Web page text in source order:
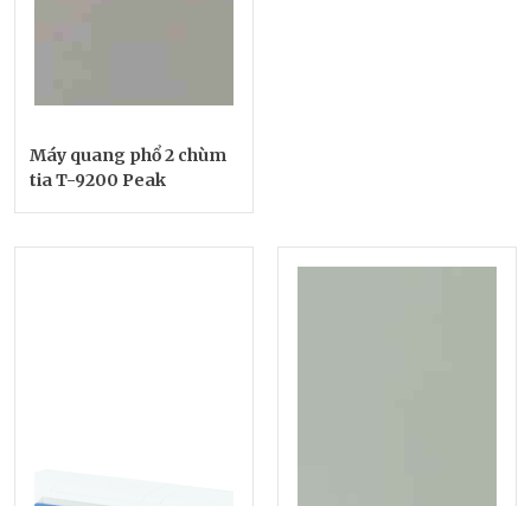
Máy quang phổ 2 chùm
tia T-9200 Peak